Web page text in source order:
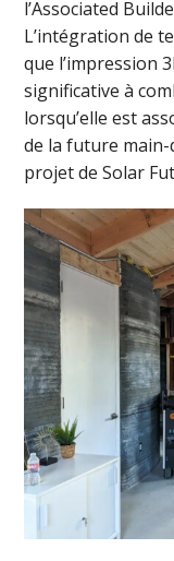
l’Associated
L’intégration de
que l’impression
significative à
lorsqu’elle est
de la future
projet de Solar